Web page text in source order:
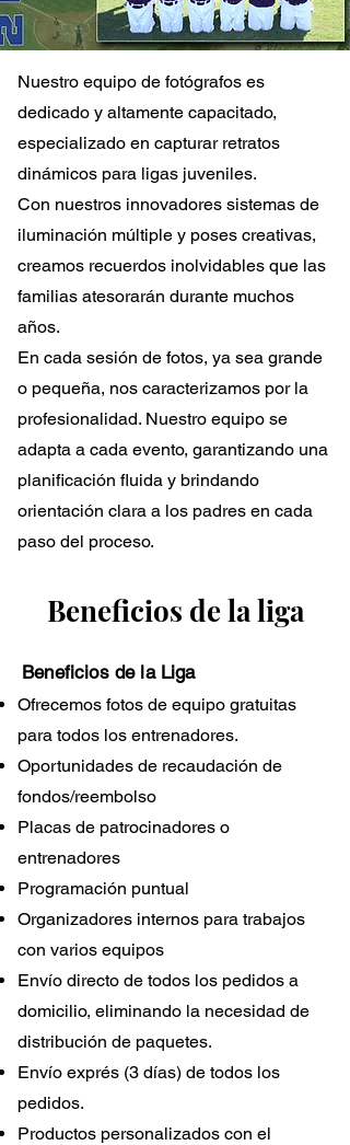
Nuestro equipo de fotógrafos es
dedicado y altamente capacitado,
especializado en capturar retratos
dinámicos para ligas juveniles.
Con nuestros innovadores sistemas de
iluminación múltiple y poses creativas,
creamos recuerdos inolvidables que las
familias atesorarán durante muchos
años.
En cada sesión de fotos, ya sea grande
o pequeña, nos caracterizamos por la
profesionalidad. Nuestro equipo se
adapta a cada evento, garantizando una
planificación fluida y brindando
orientación clara a los padres en cada
paso del proceso.
Beneficios de la liga
Beneficios de la Liga
Ofrecemos fotos de equipo gratuitas
para todos los entrenadores.
Oportunidades de recaudación de
fondos/reembolso
Placas de patrocinadores o
entrenadores
Programación puntual
Organizadores internos para trabajos
con varios equipos
Envío directo de todos los pedidos a
domicilio, eliminando la necesidad de
distribución de paquetes.
Envío exprés (3 días) de todos los
pedidos.
Productos personalizados con el